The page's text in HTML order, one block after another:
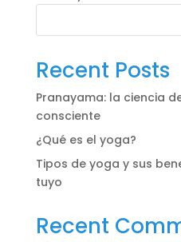
Recent Posts
Pranayama: la ciencia
consciente
¿Qué es el yoga?
Tipos de yoga y sus
tuyo
Recent